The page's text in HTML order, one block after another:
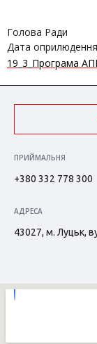
19_3_Програма
Голова Ради
Дата оприлюдення
ПРИЙМАЛЬНЯ
+380 332 778 300
АДРЕСА
43027, м. Луцьк,